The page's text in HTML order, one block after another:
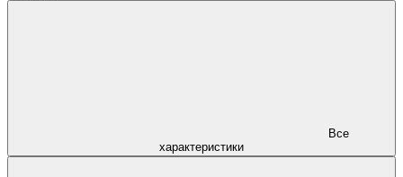
характеристики